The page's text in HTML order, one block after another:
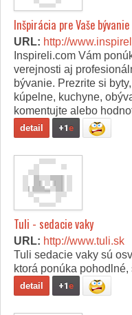
Inšpirácia pre Vaše bývanie
URL: http://
Inspireli.com Vám
verejnosti aj
bývanie. Prezrite si
kúpelne, kuchyne,
komentujte alebo
detail +1e
Tuli - sedacie vaky
URL: http://www.tuli.sk
Tuli sedacie vaky sú
ktorá ponúka
detail +1e